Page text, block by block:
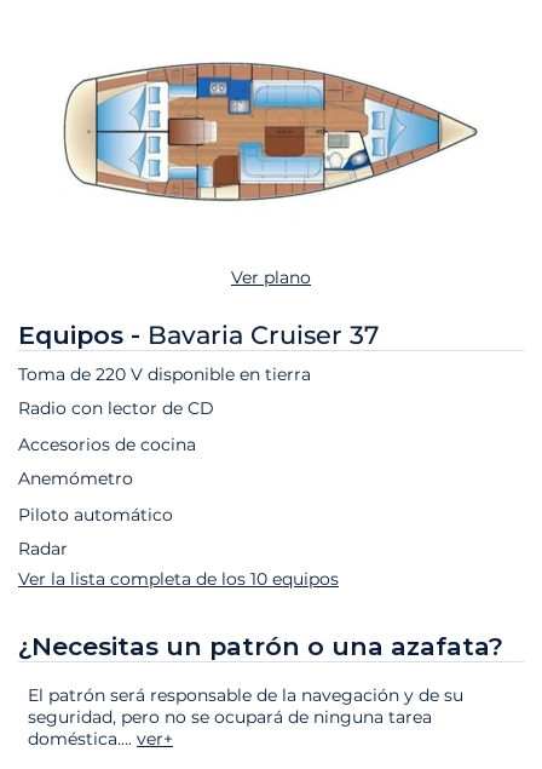
Ver plano
Equipos - Bavaria Cruiser 37
Toma de 220 V disponible en tierra
Radio con lector de CD
Accesorios de cocina
Anemómetro
Piloto automático
Radar
Ver la lista completa de los 10 equipos
¿Necesitas un patrón o una azafata?
El patrón será responsable de la navegación y de su
seguridad, pero no se ocupará de ninguna tarea
doméstica.... ver+